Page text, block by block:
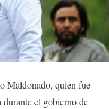
Maldonado, quien fue
el gobierno de